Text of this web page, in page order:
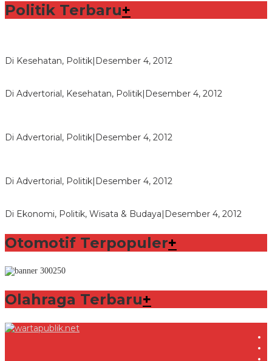
Politik Terbaru+
Di Kesehatan, Politik| Desember 4, 2012
Di Advertorial, Kesehatan, Politik| Desember 4, 2012
Di Advertorial, Politik| Desember 4, 2012
Di Advertorial, Politik| Desember 4, 2012
Di Ekonomi, Politik, Wisata & Budaya| Desember 4, 2012
Otomotif Terpopuler+
Olahraga Terbaru+